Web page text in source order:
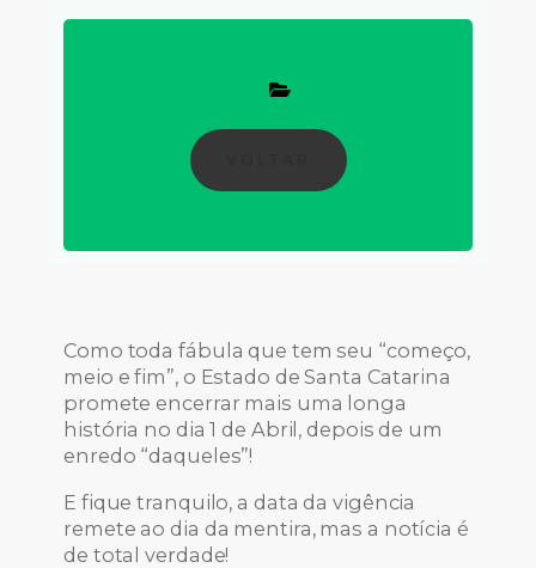
Como toda fábula que tem seu “começo,
meio e fim”, o Estado de Santa Catarina
promete encerrar mais uma longa
história no dia 1 de Abril, depois de um
enredo “daqueles”!
E fique tranquilo, a data da vigência
remete ao dia da mentira, mas a notícia é
de total verdade!